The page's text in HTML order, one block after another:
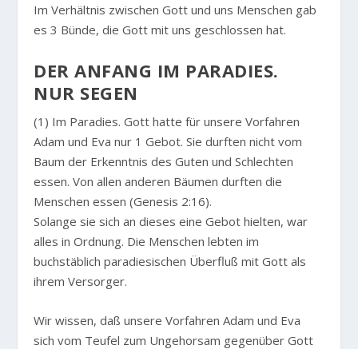
Im Verhältnis zwischen Gott und uns Menschen gab
es 3 Bünde, die Gott mit uns geschlossen hat.
DER ANFANG IM PARADIES.
NUR SEGEN
(1) Im Paradies. Gott hatte für unsere Vorfahren
Adam und Eva nur 1 Gebot. Sie durften nicht vom
Baum der Erkenntnis des Guten und Schlechten
essen. Von allen anderen Bäumen durften die
Menschen essen (Genesis 2:16).
Solange sie sich an dieses eine Gebot hielten, war
alles in Ordnung. Die Menschen lebten im
buchstäblich paradiesischen Überfluß mit Gott als
ihrem Versorger.
Wir wissen, daß unsere Vorfahren Adam und Eva
sich vom Teufel zum Ungehorsam gegenüber Gott